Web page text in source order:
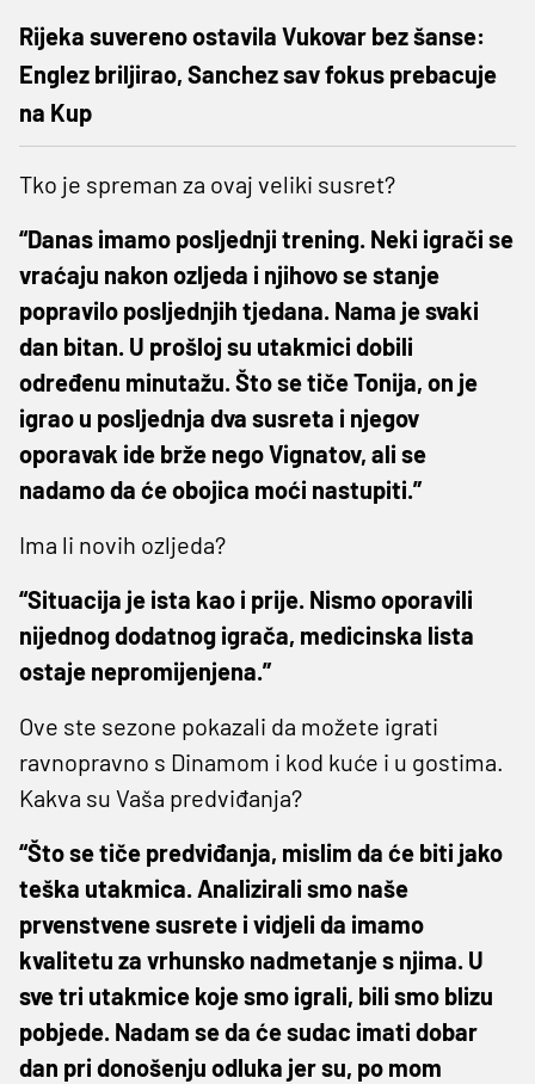
Rijeka suvereno ostavila Vukovar bez šanse:
Englez briljirao, Sanchez sav fokus prebacuje
na Kup
Tko je spreman za ovaj veliki susret?
“Danas imamo posljednji trening. Neki igrači se
vraćaju nakon ozljeda i njihovo se stanje
popravilo posljednjih tjedana. Nama je svaki
dan bitan. U prošloj su utakmici dobili
određenu minutažu. Što se tiče Tonija, on je
igrao u posljednja dva susreta i njegov
oporavak ide brže nego Vignatov, ali se
nadamo da će obojica moći nastupiti.”
Ima li novih ozljeda?
“Situacija je ista kao i prije. Nismo oporavili
nijednog dodatnog igrača, medicinska lista
ostaje nepromijenjena.”
Ove ste sezone pokazali da možete igrati
ravnopravno s Dinamom i kod kuće i u gostima.
Kakva su Vaša predviđanja?
“Što se tiče predviđanja, mislim da će biti jako
teška utakmica. Analizirali smo naše
prvenstvene susrete i vidjeli da imamo
kvalitetu za vrhunsko nadmetanje s njima. U
sve tri utakmice koje smo igrali, bili smo blizu
pobjede. Nadam se da će sudac imati dobar
dan pri donošenju odluka jer su, po mom